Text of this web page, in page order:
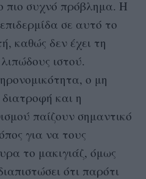
πιο συχνό πρόβλημα. Η
σε αυτό το
καθώς δεν έχει τη
ιστού.
ο μη
και η
παίζουν σημαντικό
για να τους
το μακιγιάζ, όμως
ότι παρότι